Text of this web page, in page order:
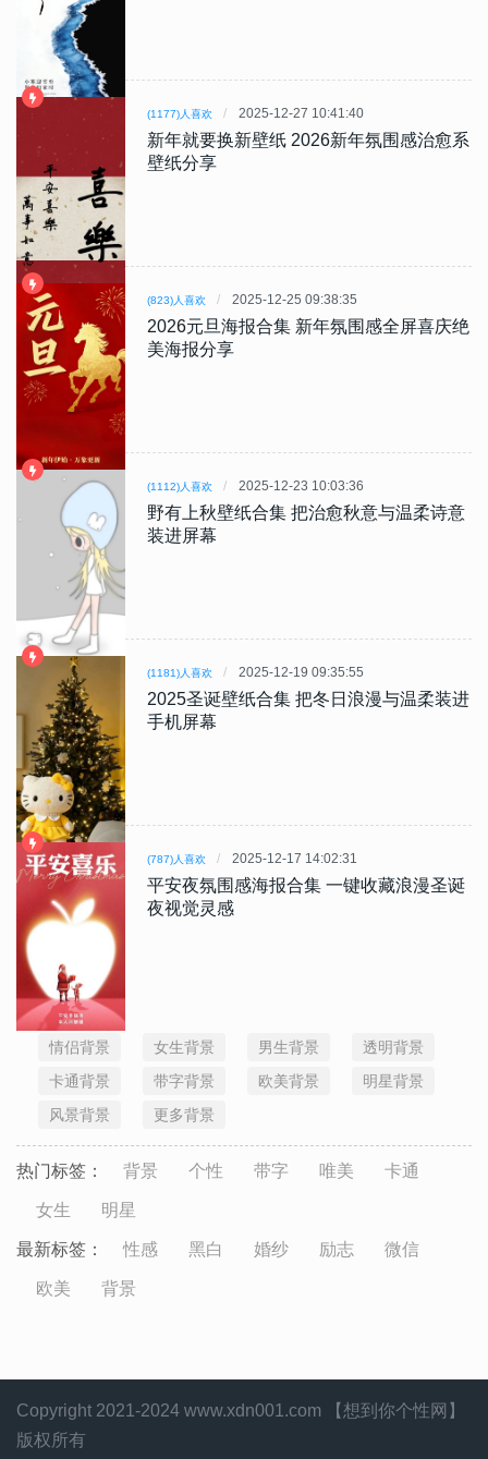
(1177)人喜欢 2025-12-27 10:41:40
新年就要换新壁纸 2026新年氛围感治愈系
壁纸分享
(823)人喜欢 2025-12-25 09:38:35
2026元旦海报合集 新年氛围感全屏喜庆绝
美海报分享
(1112)人喜欢 2025-12-23 10:03:36
野有上秋壁纸合集 把治愈秋意与温柔诗意
装进屏幕
(1181)人喜欢 2025-12-19 09:35:55
2025圣诞壁纸合集 把冬日浪漫与温柔装进
手机屏幕
(787)人喜欢 2025-12-17 14:02:31
平安夜氛围感海报合集 一键收藏浪漫圣诞
夜视觉灵感
情侣背景 女生背景 男生背景
透明背景
卡通背景
带字背景 欧美背景
明星背景
风景背景
更多背景
热门标签： 背景 个性 带字 唯美 卡通
女生 明星
最新标签： 性感 黑白 婚纱 励志 微信
欧美 背景
Copyright 2021-2024 www.xdn001.com 【想到你个性网】
版权所有